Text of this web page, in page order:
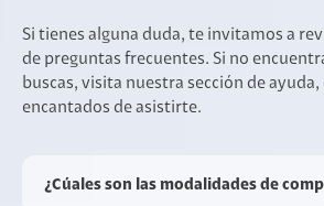
Si tienes alguna duda, te invitamos a
de preguntas frecuentes. Si no
buscas, visita nuestra sección de
encantados de asistirte.
¿Cúales son las modalidades de